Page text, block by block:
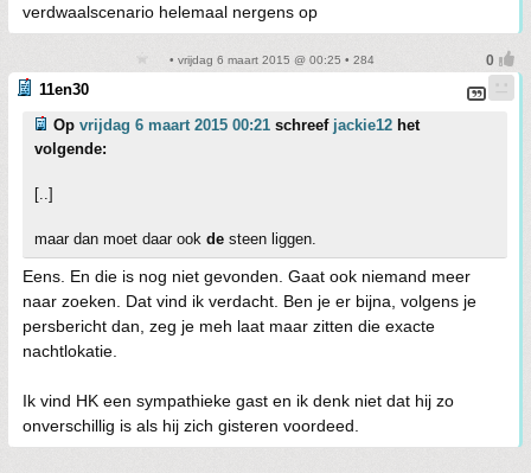
verdwaalscenario helemaal nergens op
• vrijdag 6 maart 2015 @ 00:25 • 284
11en30
Op vrijdag 6 maart 2015 00:21 schreef jackie12 het
volgende:
[..]
maar dan moet daar ook de steen liggen.
Eens. En die is nog niet gevonden. Gaat ook niemand meer
naar zoeken. Dat vind ik verdacht. Ben je er bijna, volgens je
persbericht dan, zeg je meh laat maar zitten die exacte
nachtlokatie.
Ik vind HK een sympathieke gast en ik denk niet dat hij zo
onverschillig is als hij zich gisteren voordeed.